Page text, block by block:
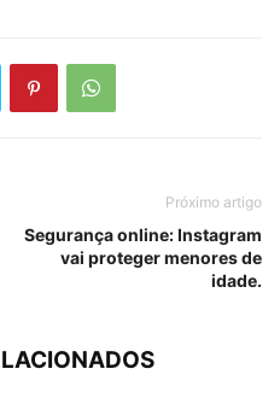
Próximo artigo
Segurança online: Instagram
vai proteger menores de
idade.